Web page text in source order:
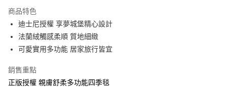
Apple Pay
街口支付
Google Pay
商品特色
迪士尼授權 享夢城堡精心設計
法蘭絨觸感柔順 質地細緻
可愛實用多功能 居家旅行皆宜
銷售重點
正版授權 親膚舒柔多功能四季毯